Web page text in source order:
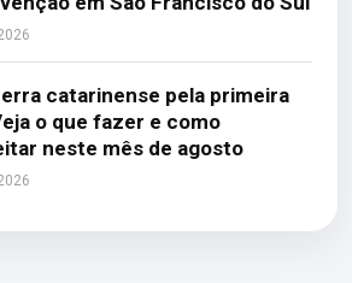
catarinense pela primeira
o que fazer e como
neste mês de agosto